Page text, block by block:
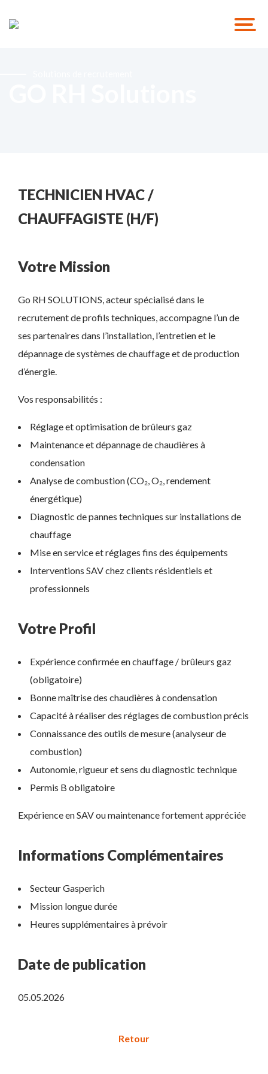
TECHNICIEN HVAC /
CHAUFFAGISTE (H/F)
Votre Mission
Go RH SOLUTIONS, acteur spécialisé dans le
recrutement de profils techniques, accompagne l’un de
ses partenaires dans l’installation, l’entretien et le
dépannage de systèmes de chauffage et de production
d’énergie.
Vos responsabilités :
Réglage et optimisation de brûleurs gaz
Maintenance et dépannage de chaudières à
condensation
Analyse de combustion (CO₂, O₂, rendement
énergétique)
Diagnostic de pannes techniques sur installations de
chauffage
Mise en service et réglages fins des équipements
Interventions SAV chez clients résidentiels et
professionnels
Votre Profil
Expérience confirmée en chauffage / brûleurs gaz
(obligatoire)
Bonne maîtrise des chaudières à condensation
Capacité à réaliser des réglages de combustion précis
Connaissance des outils de mesure (analyseur de
combustion)
Autonomie, rigueur et sens du diagnostic technique
Permis B obligatoire
Expérience en SAV ou maintenance fortement appréciée
Informations Complémentaires
Secteur Gasperich
Mission longue durée
Heures supplémentaires à prévoir
Date de publication
05.05.2026